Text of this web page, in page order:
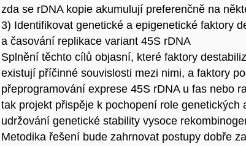
zda se rDNA kopie akumulují preferenčně na
3) Identifikovat genetické a epigenetické faktory
a časování replikace variant 45S rDNA
Splnění těchto cílů objasní, které faktory
existují příčinné souvislosti mezi nimi, a faktory
přeprogramování exprese 45S rDNA u fas nebo
tak projekt přispěje k pochopení role genetických
udržování genetické stability vysoce
Metodika řešení bude zahrnovat postupy dobře